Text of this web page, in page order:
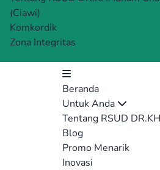
(Ciawi)
Komkordik
Zona Integritas
Beranda
Untuk Anda
Tentang RSUD
Blog
Promo Menarik
Inovasi